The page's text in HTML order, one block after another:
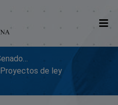
Repositorio Digital SenadoRD
Proyectos de ley